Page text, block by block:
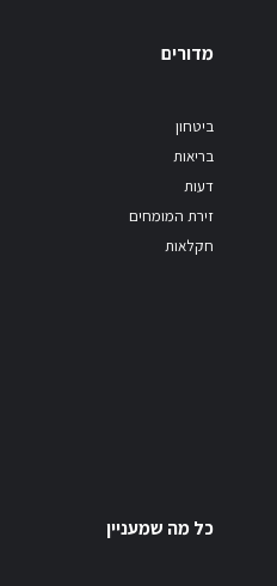
מדורים
ביטחון
בריאות
דעות
זירת המומחים
חקלאות
כל מה שמעניין